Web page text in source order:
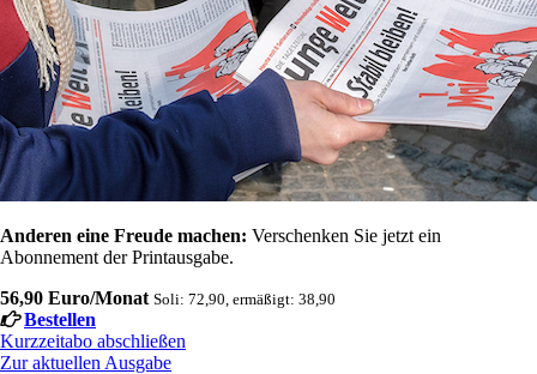
Anderen eine Freude machen: Verschenken Sie jetzt ein
Abonnement der Printausgabe.
56,90 Euro/Monat Soli: 72,90, ermäßigt: 38,90
Bestellen
Kurzzeitabo abschließen
Zur aktuellen Ausgabe